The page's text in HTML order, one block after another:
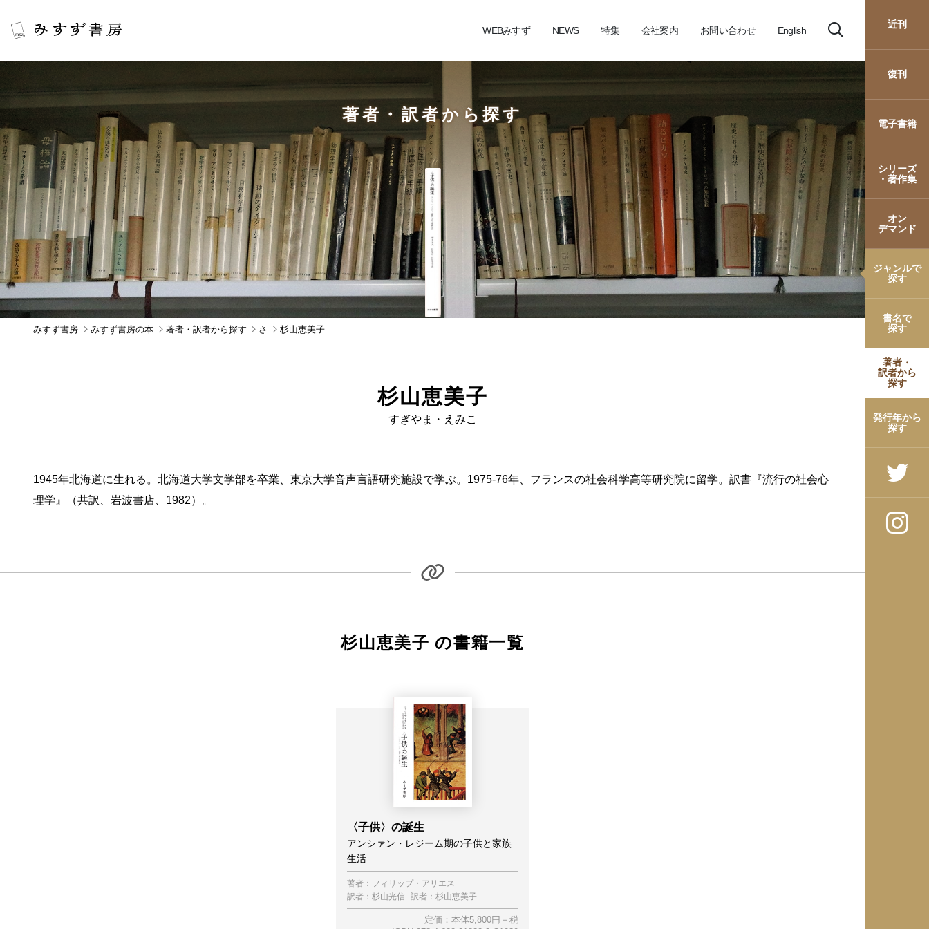
WEBみすず NEWS 特集 会社案内 お問い合わせ English
近刊
復刊
電子書籍
シリーズ
・著作集
オン
デマンド
ジャンルで
探す
書名で
探す
著者・
訳者から
探す
発行年から
探す
著者・訳者から探す
みすず書房 みすず書房の本 著者・訳者から探す さ 杉山恵美子
杉山恵美子
すぎやま・えみこ
1945年北海道に生れる。北海道大学文学部を卒業、東京大学音声言語研究施設で学ぶ。1975-76年、フランスの社会科学高等研究院に留学。訳書『流行の社会心
理学』（共訳、岩波書店、1982）。
杉山恵美子 の書籍一覧
〈子供〉の誕生
アンシァン・レジーム期の子供と家族
生活
著者： フィリップ・アリエス
訳者：杉山光信 訳者：杉山恵美子
定価：本体5,800円＋税